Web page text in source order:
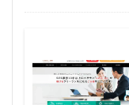
フリ
仕事